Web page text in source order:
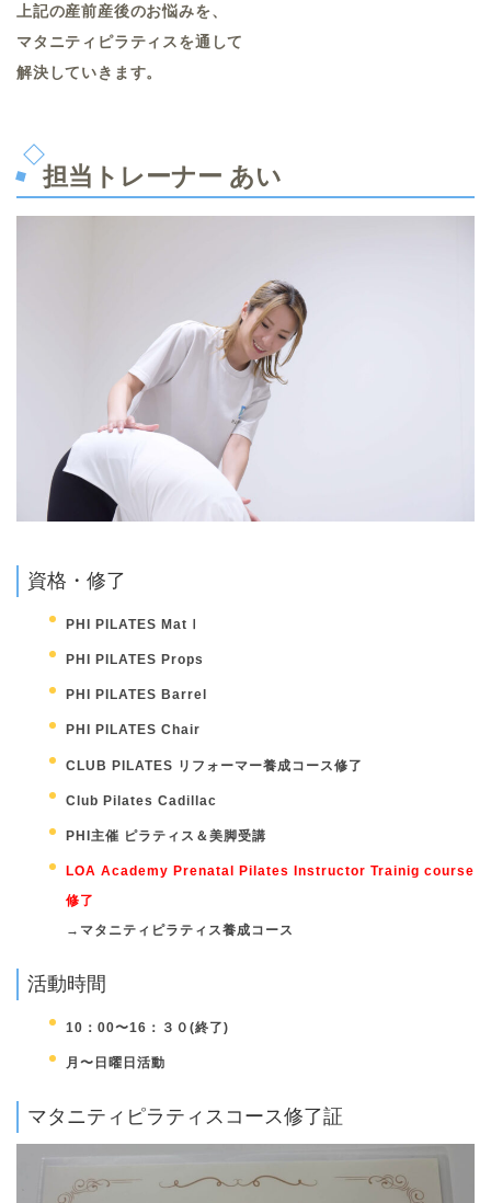
上記の産前産後のお悩みを、
マタニティピラティスを通して
解決していきます。
担当トレーナー あい
資格・修了
PHI PILATES MatⅠ
PHI PILATES Props
PHI PILATES Barrel
PHI PILATES Chair
CLUB PILATES リフォーマー養成コース修了
Club Pilates Cadillac
PHI主催 ピラティス＆美脚受講
LOA Academy Prenatal Pilates Instructor Trainig course
修了
→マタニティピラティス養成コース
活動時間
10：00〜16：３０(終了)
月〜日曜日活動
マタニティピラティスコース修了証